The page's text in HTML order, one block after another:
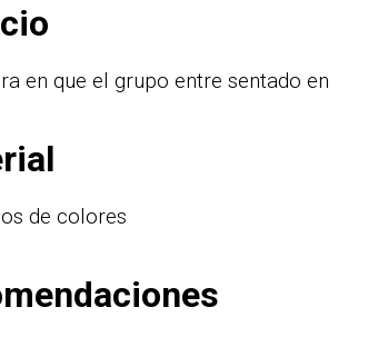
en que el grupo entre sentado en
de colores